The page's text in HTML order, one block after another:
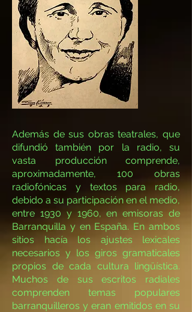
Además de sus obras teatrales, que
difundió también por la radio, su
vasta producción comprende,
aproximadamente, 100 obras
radiofónicas y textos para radio,
debido a su participación en el medio,
entre 1930 y 1960, en emisoras de
Barranquilla y en España. En ambos
sitios hacía los ajustes lexicales
necesarios y los giros gramaticales
propios de cada cultura lingüística.
Muchos de sus escritos radiales
comprenden temas populares
barranquilleros y eran emitidos en su